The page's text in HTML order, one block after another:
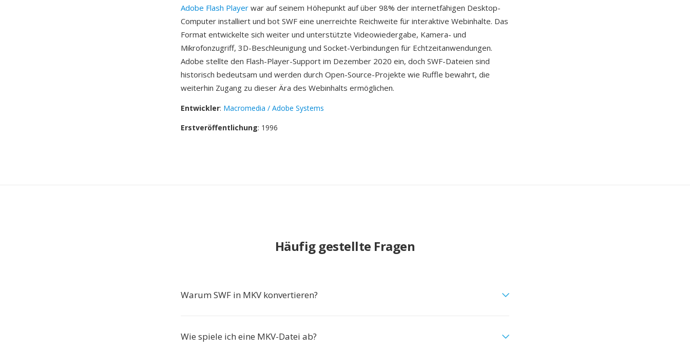
Adobe Flash Player war auf seinem Höhepunkt auf über 98% der internetfähigen Desktop-
Computer installiert und bot SWF eine unerreichte Reichweite für interaktive Webinhalte. Das
Format entwickelte sich weiter und unterstützte Videowiedergabe, Kamera- und
Mikrofonzugriff, 3D-Beschleunigung und Socket-Verbindungen für Echtzeitanwendungen.
Adobe stellte den Flash-Player-Support im Dezember 2020 ein, doch SWF-Dateien sind
historisch bedeutsam und werden durch Open-Source-Projekte wie Ruffle bewahrt, die
weiterhin Zugang zu dieser Ära des Webinhalts ermöglichen.
Entwickler: Macromedia / Adobe Systems
Erstveröffentlichung: 1996
Häufig gestellte Fragen
Warum SWF in MKV konvertieren?
Wie spiele ich eine MKV-Datei ab?